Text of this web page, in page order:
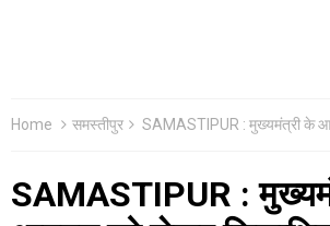
Home समस्तीपुर SAMASTIPUR : मुख्यमंत्री के आगमन को लेकर
SAMASTIPUR :